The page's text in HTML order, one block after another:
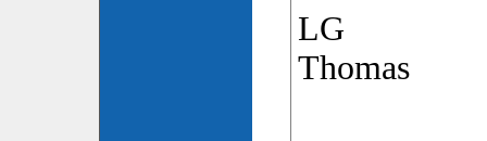
LG
Thomas